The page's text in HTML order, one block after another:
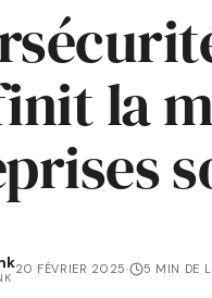
la
20 FÉVRIER 2025· 5 MIN DE